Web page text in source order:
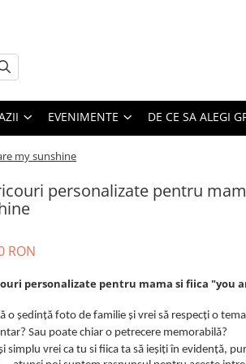
EVENIMENTE DE CE SA ALEGI
my sunshine
personalizate pentru
RON
personalizate pentru mama si fiica "you
o ședință foto de familie și vrei să respecți o
Sau poate chiar o petrecere memorabilă?
simplu vrei ca tu si fiica ta să ieșiți în evidență,